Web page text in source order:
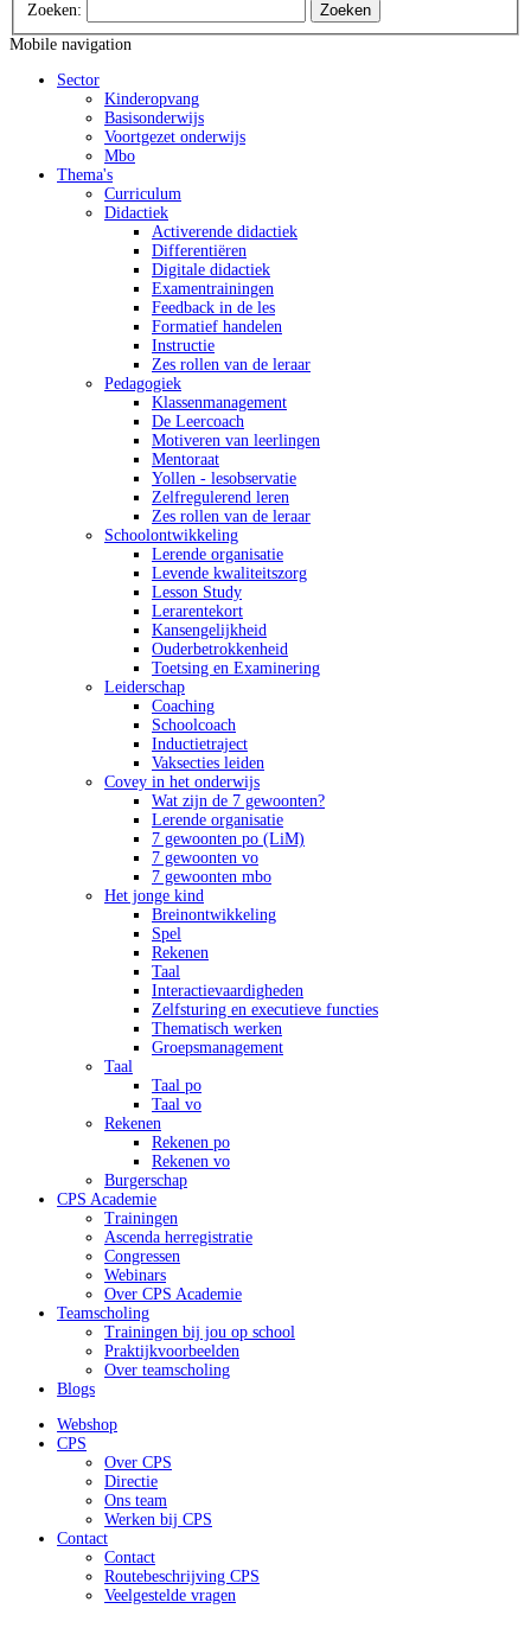
Zoeken:
Zoeken
Mobile navigation
Sector
Kinderopvang
Basisonderwijs
Voortgezet onderwijs
Mbo
Thema's
Curriculum
Didactiek
Activerende didactiek
Differentiëren
Digitale didactiek
Examentrainingen
Feedback in de les
Formatief handelen
Instructie
Zes rollen van de leraar
Pedagogiek
Klassenmanagement
De Leercoach
Motiveren van leerlingen
Mentoraat
Yollen - lesobservatie
Zelfregulerend leren
Zes rollen van de leraar
Schoolontwikkeling
Lerende organisatie
Levende kwaliteitszorg
Lesson Study
Lerarentekort
Kansengelijkheid
Ouderbetrokkenheid
Toetsing en Examinering
Leiderschap
Coaching
Schoolcoach
Inductietraject
Vaksecties leiden
Covey in het onderwijs
Wat zijn de 7 gewoonten?
Lerende organisatie
7 gewoonten po (LiM)
7 gewoonten vo
7 gewoonten mbo
Het jonge kind
Breinontwikkeling
Spel
Rekenen
Taal
Interactievaardigheden
Zelfsturing en executieve functies
Thematisch werken
Groepsmanagement
Taal
Taal po
Taal vo
Rekenen
Rekenen po
Rekenen vo
Burgerschap
CPS Academie
Trainingen
Ascenda herregistratie
Congressen
Webinars
Over CPS Academie
Teamscholing
Trainingen bij jou op school
Praktijkvoorbeelden
Over teamscholing
Blogs
Webshop
CPS
Over CPS
Directie
Ons team
Werken bij CPS
Contact
Contact
Routebeschrijving CPS
Veelgestelde vragen